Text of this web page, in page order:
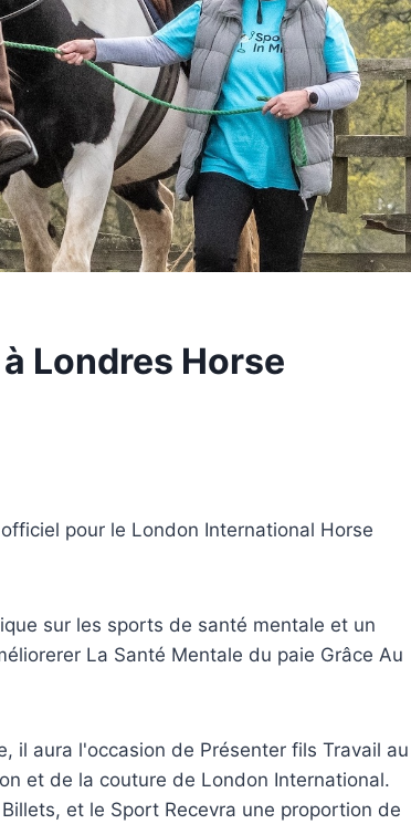
Londres Horse
pour le London International Horse
sur les sports de santé mentale et un
La Santé Mentale du paie Grâce Au
il aura l'occasion de Présenter fils Travail au
et de la couture de London International.
et le Sport Recevra une proportion de